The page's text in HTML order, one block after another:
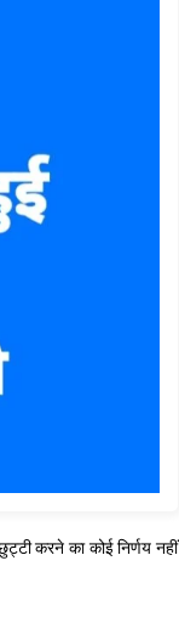
करने का कोई निर्णय नहीं